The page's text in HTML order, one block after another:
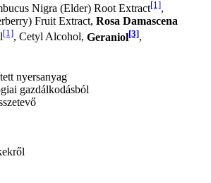
Nigra (Elder) Root Extract[1],
Fruit Extract, Rosa Damascena
[1], Cetyl Alcohol, Geraniol[3],
nyersanyag
gazdálkodásból